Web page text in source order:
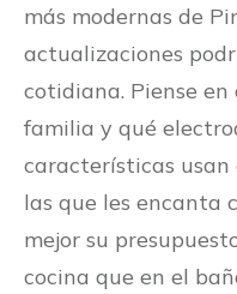
más modernas de
actualizaciones
cotidiana. Piense en
familia y qué
características usan
las que les encanta
mejor su
cocina que en el